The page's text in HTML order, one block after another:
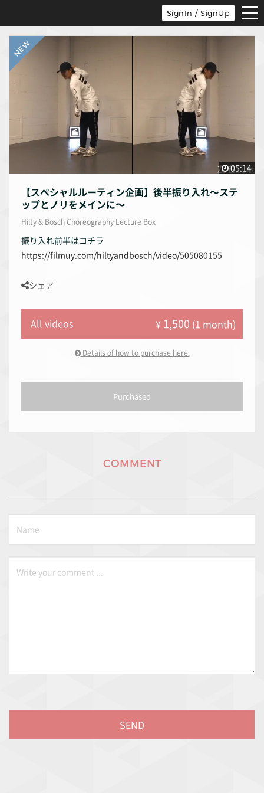
SignIn / SignUp
05:14
【スペシャルルーティン企画】後半振り入れ〜ステ
ップとノリをメインに〜
Hilty & Bosch Choreography Lecture Box
振り入れ前半はコチラ
https://filmuy.com/hiltyandbosch/video/505080155
シェア
All videos ¥ 1,500 (1 month)
Details of how to purchase here.
Purchased
COMMENT